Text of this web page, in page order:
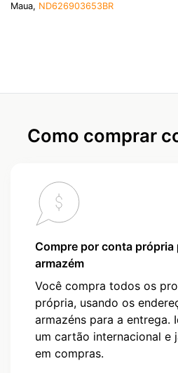
Maua, ND626903653BR
Como comprar
Compre por conta própria
armazém
Você compra todos os
própria, usando os
armazéns para a entrega.
um cartão internacional e
em compras.